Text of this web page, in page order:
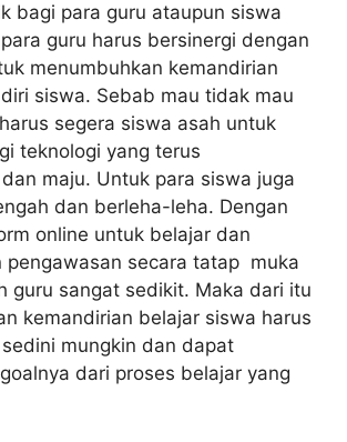
bagi para guru ataupun siswa
guru harus bersinergi dengan
menumbuhkan kemandirian
siswa. Sebab mau tidak mau
segera siswa asah untuk
teknologi yang terus
maju. Untuk para siswa juga
dan berleha-leha. Dengan
online untuk belajar dan
pengawasan secara tatap muka
guru sangat sedikit. Maka dari itu
kemandirian belajar siswa harus
mungkin dan dapat
dari proses belajar yang